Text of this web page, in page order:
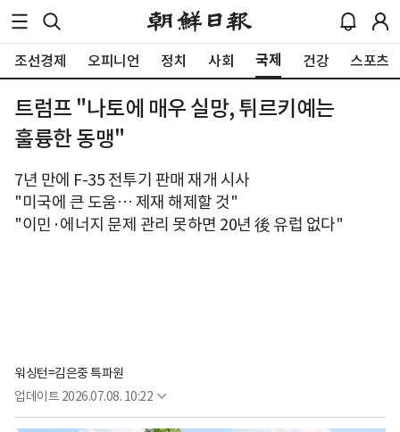
조선경제 오피니언 정치 사회 국제 건강 스포츠
트럼프 "나토에 매우 실망, 튀르키예는
훌륭한 동맹"
7년 만에 F-35 전투기 판매 재개 시사
"미국에 큰 도움… 제재 해제할 것"
"이민·에너지 문제 관리 못하면 20년 後 유럽 없다"
워싱턴=김은중 특파원
업데이트 2026.07.08. 10:22